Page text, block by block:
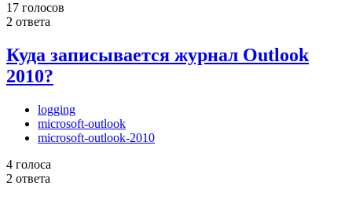
17 голосов
2 ответа
Куда записывается журнал Outlook
2010?
logging
microsoft-outlook
microsoft-outlook-2010
4 голоса
2 ответа